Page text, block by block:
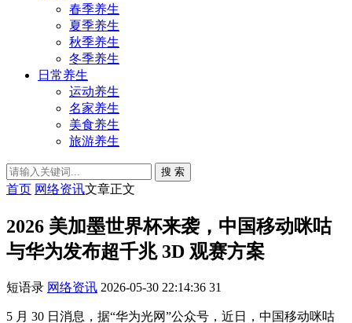
春季养生
夏季养生
秋季养生
冬季养生
日常养生
运动养生
名家养生
美食养生
旅游养生
搜 索
首页 网络资讯文章正文
2026 美加墨世界杯来袭，中国移动咪咕
与华为发布超千兆 3D 观赛方案
短语录 网络资讯 2026-05-30 22:14:36 31
5 月 30 日消息，据“华为光网”公众号，近日，中国移动咪咕